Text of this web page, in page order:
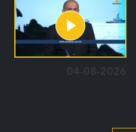
04-08-2026